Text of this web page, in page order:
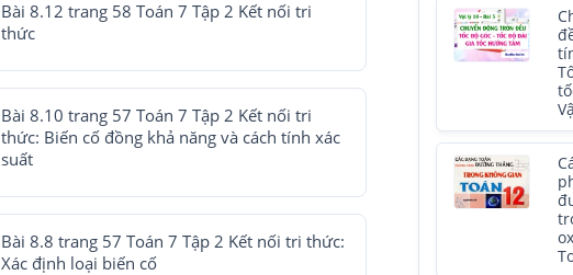
Bài 8.12 trang 58 Toán 7 Tập 2 Kết nối tri
thức
Bài 8.10 trang 57 Toán 7 Tập 2 Kết nối tri
thức: Biến cố đồng khả năng và cách tính xác
suất
Bài 8.8 trang 57 Toán 7 Tập 2 Kết nối tri thức:
Xác định loại biến cố